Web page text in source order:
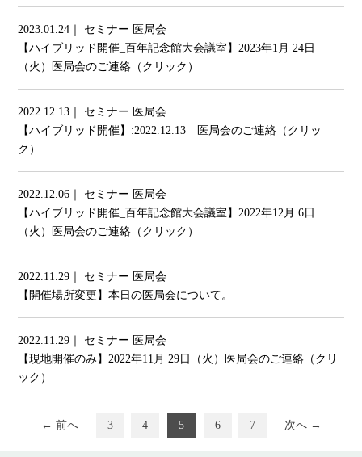
2023.01.24｜ セミナー 医局会
【ハイブリッド開催_百年記念館大会議室】2023年1月 24日
（火）医局会のご連絡（クリック）
2022.12.13｜ セミナー 医局会
【ハイブリッド開催】:2022.12.13 医局会のご連絡（クリッ
ク）
2022.12.06｜ セミナー 医局会
【ハイブリッド開催_百年記念館大会議室】2022年12月 6日
（火）医局会のご連絡（クリック）
2022.11.29｜ セミナー 医局会
【開催場所変更】本日の医局会について。
2022.11.29｜ セミナー 医局会
【現地開催のみ】2022年11月 29日（火）医局会のご連絡（クリ
ック）
← 前へ 3 4 5 6 7 次へ →